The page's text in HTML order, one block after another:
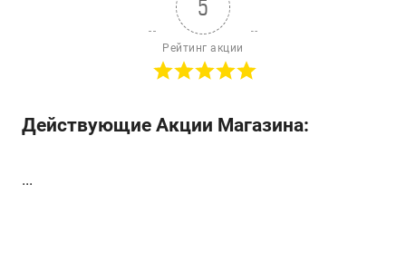
5
Рейтинг акции
Действующие Акции Магазина:
...